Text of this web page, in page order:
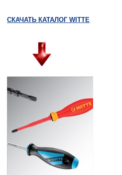
СКАЧАТЬ КАТАЛОГ WITTE